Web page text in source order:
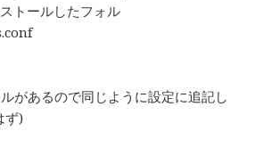
トールしたフォル
があるので同じように設定に追記し
ず)